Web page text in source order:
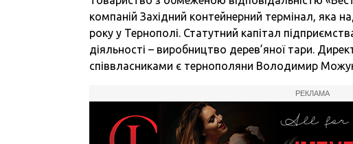
компаній Західний контейнерний термінал, яка
року у Тернополі. Статутний капітал
діяльності – виробництво дерев’яної тари.
співвласниками є тернополяни Володимир
РЕКЛАМА